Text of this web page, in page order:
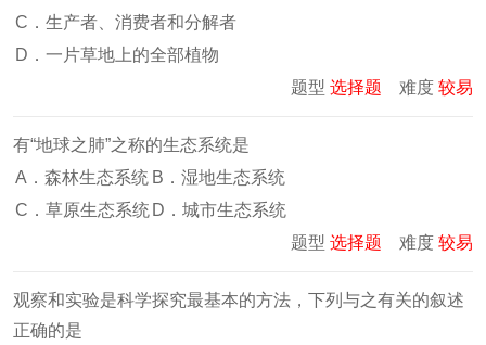
C．生产者、消费者和分解者
D．一片草地上的全部植物
题型 选择题 难度 较易
有“地球之肺”之称的生态系统是
A．森林生态系统 B．湿地生态系统
C．草原生态系统 D．城市生态系统
题型 选择题 难度 较易
观察和实验是科学探究最基本的方法，下列与之有关的叙述
正确的是